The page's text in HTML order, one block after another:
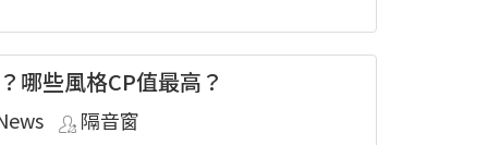
哪些風格CP值最高？
隔音窗